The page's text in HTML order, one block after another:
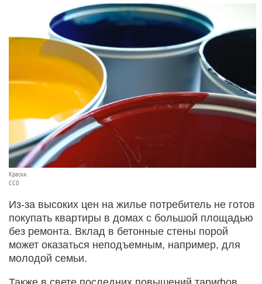
Краски.
СС0
Из-за высоких цен на жилье потребитель не готов
покупать квартиры в домах с большой площадью
без ремонта. Вклад в бетонные стены порой
может оказаться неподъемным, например, для
молодой семьи.